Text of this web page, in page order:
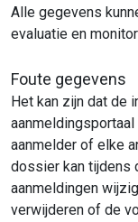
Alle gegevens
evaluatie en
Foute gegevens
Het kan zijn dat de
aanmelder of elke
dossier kan tijdens
aanmeldingen
verwijderen of de